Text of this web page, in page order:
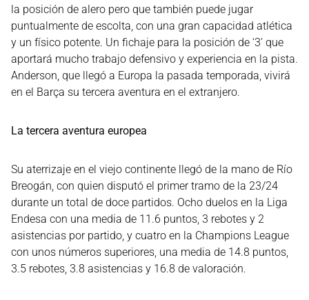
la posición de alero pero que también puede jugar
puntualmente de escolta, con una gran capacidad atlética
y un físico potente. Un fichaje para la posición de ‘3’ que
aportará mucho trabajo defensivo y experiencia en la pista.
Anderson, que llegó a Europa la pasada temporada, vivirá
en el Barça su tercera aventura en el extranjero.
La tercera aventura europea
Su aterrizaje en el viejo continente llegó de la mano de Río
Breogán, con quien disputó el primer tramo de la 23/24
durante un total de doce partidos. Ocho duelos en la Liga
Endesa con una media de 11.6 puntos, 3 rebotes y 2
asistencias por partido, y cuatro en la Champions League
con unos números superiores, una media de 14.8 puntos,
3.5 rebotes, 3.8 asistencias y 16.8 de valoración.